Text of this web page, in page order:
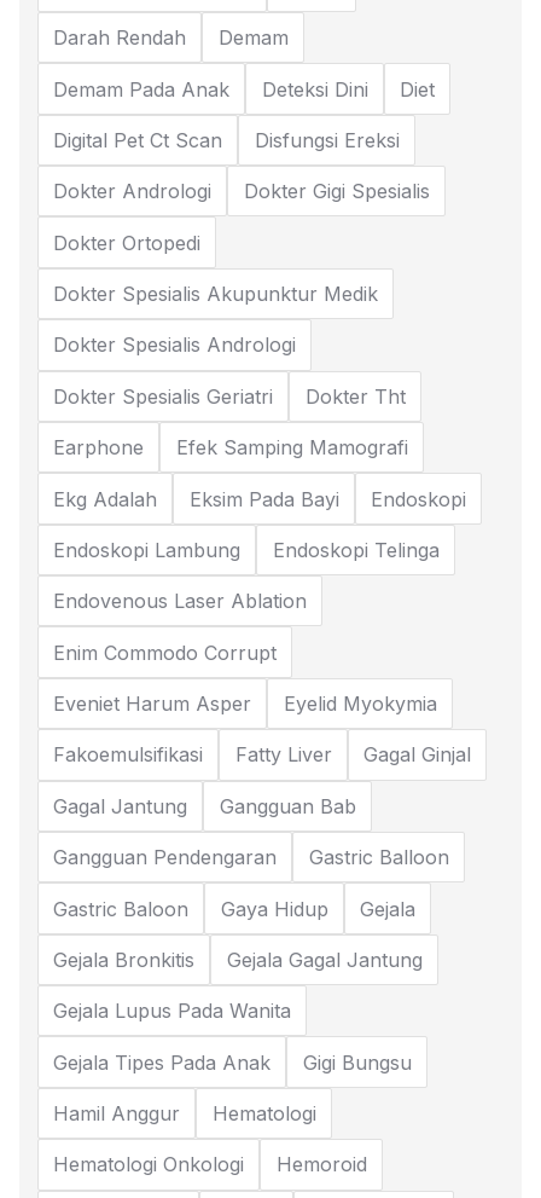
Darah Rendah Demam
Demam Pada Anak Deteksi Dini Diet
Digital Pet Ct Scan Disfungsi Ereksi
Dokter Andrologi Dokter Gigi Spesialis
Dokter Ortopedi
Dokter Spesialis Akupunktur Medik
Dokter Spesialis Andrologi
Dokter Spesialis Geriatri Dokter Tht
Earphone Efek Samping Mamografi
Ekg Adalah Eksim Pada Bayi Endoskopi
Endoskopi Lambung Endoskopi Telinga
Endovenous Laser Ablation
Enim Commodo Corrupt
Eveniet Harum Asper Eyelid Myokymia
Fakoemulsifikasi Fatty Liver Gagal Ginjal
Gagal Jantung Gangguan Bab
Gangguan Pendengaran Gastric Balloon
Gastric Baloon Gaya Hidup Gejala
Gejala Bronkitis Gejala Gagal Jantung
Gejala Lupus Pada Wanita
Gejala Tipes Pada Anak Gigi Bungsu
Hamil Anggur Hematologi
Hematologi Onkologi Hemoroid